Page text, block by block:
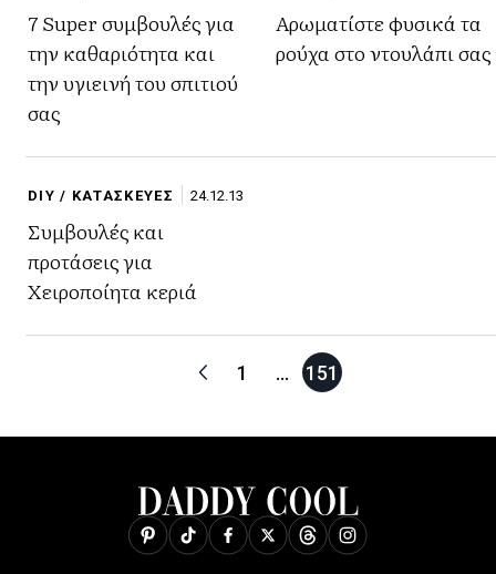
7 Super συμβουλές για
την καθαριότητα και
την υγιεινή του σπιτιού
σας
Αρωματίστε φυσικά τα
ρούχα στο ντουλάπι σας
DIY / ΚΑΤΑΣΚΕΥΕΣ 24.12.13
Συμβουλές και
προτάσεις για
Χειροποίητα κεριά
1 … 151